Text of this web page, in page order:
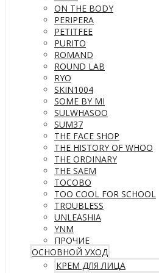
ON THE BODY
PERIPERA
PETITFEE
PURITO
ROMAND
ROUND LAB
RYO
SKIN1004
SOME BY MI
SULWHASOO
SUM37
THE FACE SHOP
THE HISTORY OF WHOO
THE ORDINARY
THE SAEM
TOCOBO
TOO COOL FOR SCHOOL
TROUBLESS
UNLEASHIA
YNM
ПРОЧИЕ
ОСНОВНОЙ УХОД
КРЕМ ДЛЯ ЛИЦА